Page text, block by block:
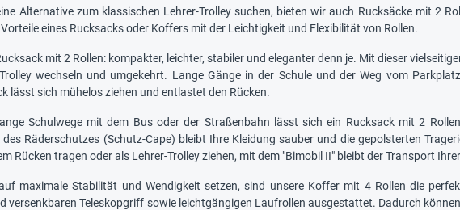
Alternative zum klassischen Lehrer-Trolley suchen, bieten wir auch Rucksäcke mit 2
eines Rucksacks oder Koffers mit der Leichtigkeit und Flexibilität von Rollen.
mit 2 Rollen: kompakter, leichter, stabiler und eleganter denn je. Mit dieser
wechseln und umgekehrt. Lange Gänge in der Schule und der Weg vom
lässt sich mühelos ziehen und entlastet den Rücken.
Schulwege mit dem Bus oder der Straßenbahn lässt sich ein Rucksack mit 2
Räderschutzes (Schutz-Cape) bleibt Ihre Kleidung sauber und die gepolsterten
Rücken tragen oder als Lehrer-Trolley ziehen, mit dem "Bimobil II" bleibt der Transport
maximale Stabilität und Wendigkeit setzen, sind unsere Koffer mit 4 Rollen die
versenkbaren Teleskopgriff sowie leichtgängigen Laufrollen ausgestattet. Dadurch